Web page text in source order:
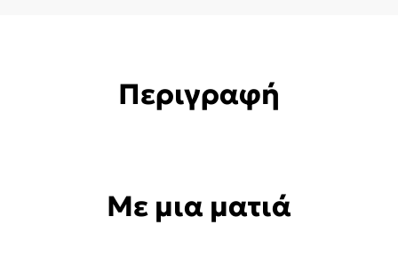
Περιγραφή
Με μια ματιά